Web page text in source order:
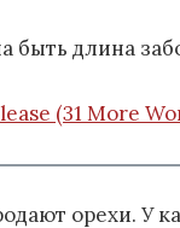
быть длина
(31 More
орехи. У